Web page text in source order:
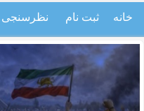
خانه ثبت نام نظرسنجی